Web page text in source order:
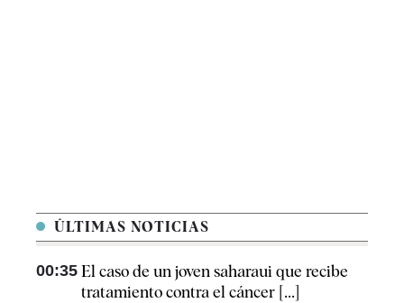
ÚLTIMAS NOTICIAS
00:35 El caso de un joven saharaui que recibe
tratamiento contra el cáncer [...]